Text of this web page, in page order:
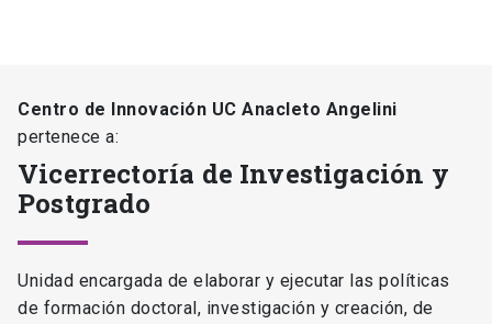
Centro de Innovación UC Anacleto Angelini
pertenece a:
Vicerrectoría de Investigación y
Postgrado
Unidad encargada de elaborar y ejecutar las políticas
de formación doctoral, investigación y creación, de